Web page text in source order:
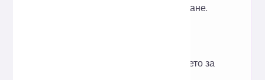
да унифицират своя стил на кодиране.
Поставете HTML кода в полето за